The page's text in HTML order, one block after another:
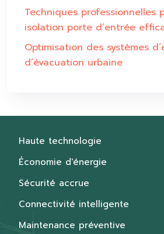
Techniques professionnelles
isolation porte d’entrée
Optimisation des systèmes
d’évacuation urbaine
Haute technologie
Économie d'énergie
Sécurité accrue
Connectivité intelligente
Maintenance préventive